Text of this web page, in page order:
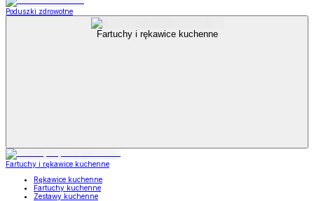
Poduszki zdrowotne
Fartuchy i rękawice kuchenne
Fartuchy i rękawice kuchenne
Rękawice kuchenne
Fartuchy kuchenne
Zestawy kuchenne